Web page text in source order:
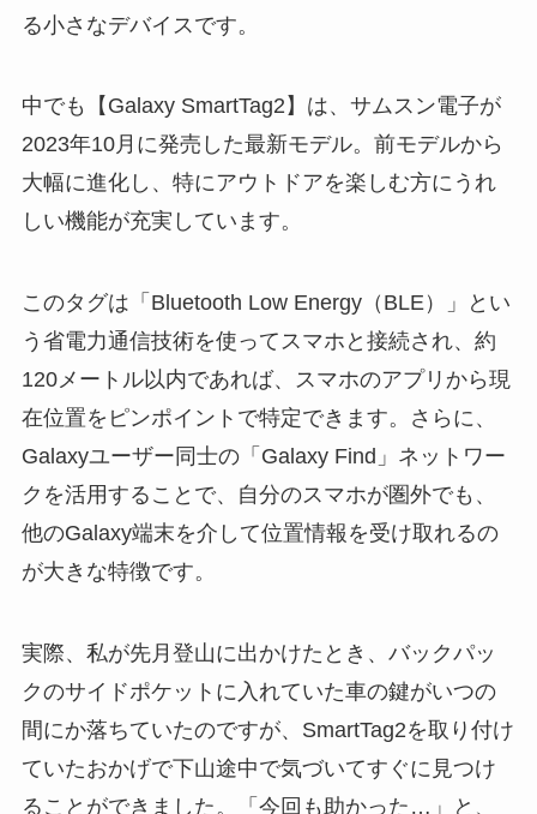
る小さなデバイスです。
中でも【Galaxy SmartTag2】は、サムスン電子が
2023年10月に発売した最新モデル。前モデルから
大幅に進化し、特にアウトドアを楽しむ方にうれ
しい機能が充実しています。
このタグは「Bluetooth Low Energy（BLE）」とい
う省電力通信技術を使ってスマホと接続され、約
120メートル以内であれば、スマホのアプリから現
在位置をピンポイントで特定できます。さらに、
Galaxyユーザー同士の「Galaxy Find」ネットワー
クを活用することで、自分のスマホが圏外でも、
他のGalaxy端末を介して位置情報を受け取れるの
が大きな特徴です。
実際、私が先月登山に出かけたとき、バックパッ
クのサイドポケットに入れていた車の鍵がいつの
間にか落ちていたのですが、SmartTag2を取り付け
ていたおかげで下山途中で気づいてすぐに見つけ
ることができました。「今回も助かった…」と、